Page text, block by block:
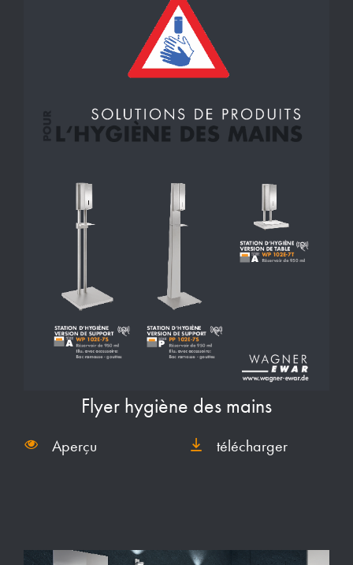
Flyer hygiène des mains
Aperçu télécharger